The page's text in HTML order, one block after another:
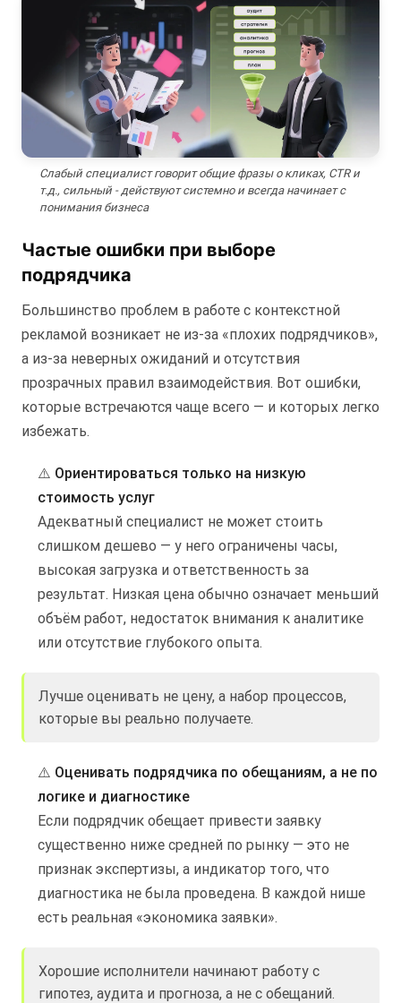
Слабый специалист говорит общие фразы о кликах, CTR и
т.д., сильный - действуют системно и всегда начинает с
понимания бизнеса
Частые ошибки при выборе
подрядчика
Большинство проблем в работе с контекстной
рекламой возникает не из-за «плохих подрядчиков»,
а из-за неверных ожиданий и отсутствия
прозрачных правил взаимодействия. Вот ошибки,
которые встречаются чаще всего — и которых легко
избежать.
⚠️ Ориентироваться только на низкую
стоимость услуг
Адекватный специалист не может стоить
слишком дешево — у него ограничены часы,
высокая загрузка и ответственность за
результат. Низкая цена обычно означает меньший
объём работ, недостаток внимания к аналитике
или отсутствие глубокого опыта.
Лучше оценивать не цену, а набор процессов,
которые вы реально получаете.
⚠️ Оценивать подрядчика по обещаниям, а не по
логике и диагностике
Если подрядчик обещает привести заявку
существенно ниже средней по рынку — это не
признак экспертизы, а индикатор того, что
диагностика не была проведена. В каждой нише
есть реальная «экономика заявки».
Хорошие исполнители начинают работу с
гипотез, аудита и прогноза, а не с обещаний.